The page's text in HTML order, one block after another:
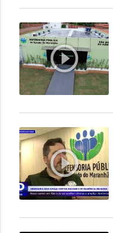
play_circle_outline
play_circle_outline